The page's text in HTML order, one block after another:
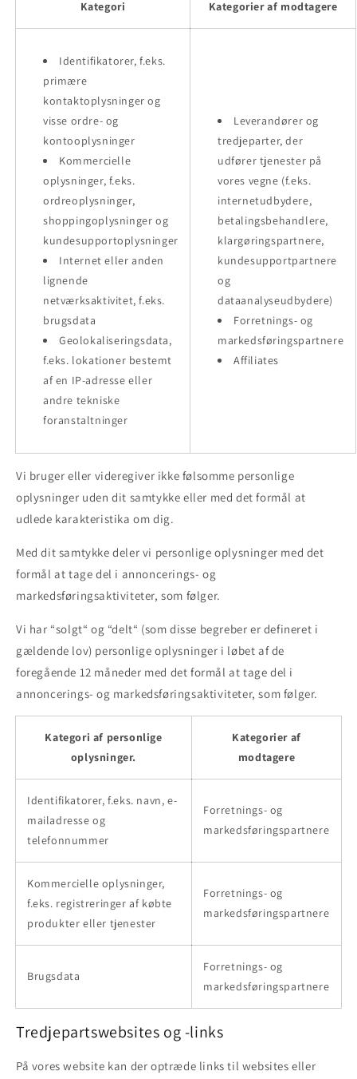
Kategori Kategorier af modtagere
Identifikatorer, f.eks.
primære
kontaktoplysninger og
visse ordre- og
kontooplysninger
Kommercielle
oplysninger, f.eks.
ordreoplysninger,
shoppingoplysninger og
kundesupportoplysninger
Internet eller anden
lignende
netværksaktivitet, f.eks.
brugsdata
Geolokaliseringsdata,
f.eks. lokationer bestemt
af en IP-adresse eller
andre tekniske
foranstaltninger
Leverandører og
tredjeparter, der
udfører tjenester på
vores vegne (f.eks.
internetudbydere,
betalingsbehandlere,
klargøringspartnere,
kundesupportpartnere
og
dataanalyseudbydere)
Forretnings- og
markedsføringspartnere
Affiliates
Vi bruger eller videregiver ikke følsomme personlige
oplysninger uden dit samtykke eller med det formål at
udlede karakteristika om dig.
Med dit samtykke deler vi personlige oplysninger med det
formål at tage del i annoncerings- og
markedsføringsaktiviteter, som følger.
Vi har “solgt“ og “delt“ (som disse begreber er defineret i
gældende lov) personlige oplysninger i løbet af de
foregående 12 måneder med det formål at tage del i
annoncerings- og markedsføringsaktiviteter, som følger.
Kategori af personlige
oplysninger.
Kategorier af
modtagere
Identifikatorer, f.eks. navn, e-
mailadresse og
telefonnummer
Forretnings- og
markedsføringspartnere
Kommercielle oplysninger,
f.eks. registreringer af købte
produkter eller tjenester
Forretnings- og
markedsføringspartnere
Brugsdata
Forretnings- og
markedsføringspartnere
Tredjepartswebsites og -links
På vores website kan der optræde links til websites eller